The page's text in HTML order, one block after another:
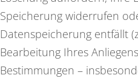
Speicherung widerrufen
Datenspeicherung entfällt
Bearbeitung Ihres
Bestimmungen –